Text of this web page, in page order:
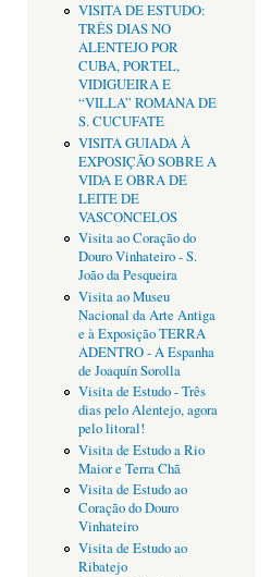
VISITA DE ESTUDO:
TRÊS DIAS NO
ALENTEJO POR
CUBA, PORTEL,
VIDIGUEIRA E
“VILLA” ROMANA DE
S. CUCUFATE
VISITA GUIADA À
EXPOSIÇÃO SOBRE A
VIDA E OBRA DE
LEITE DE
VASCONCELOS
Visita ao Coração do
Douro Vinhateiro - S.
João da Pesqueira
Visita ao Museu
Nacional da Arte Antiga
e à Exposição TERRA
ADENTRO - A Espanha
de Joaquín Sorolla
Visita de Estudo - Três
dias pelo Alentejo, agora
pelo litoral!
Visita de Estudo a Rio
Maior e Terra Chã
Visita de Estudo ao
Coração do Douro
Vinhateiro
Visita de Estudo ao
Ribatejo